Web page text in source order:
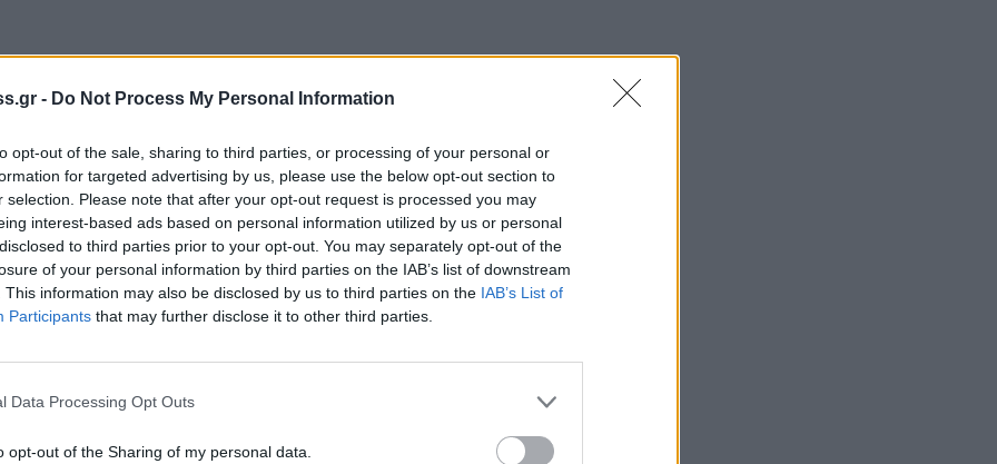
- Do Not Process My Personal Information
opt-out of the sale, sharing to third parties, or processing of your personal or
for targeted advertising by us, please use the below opt-out section to
selection. Please note that after your opt-out request is processed you may
interest-based ads based on personal information utilized by us or personal
to third parties prior to your opt-out. You may separately opt-out of the
of your personal information by third parties on the IAB’s list of downstream
This information may also be disclosed by us to third parties on the IAB’s List of
Participants that may further disclose it to other third parties.
Data Processing Opt Outs
opt-out of the Sharing of my personal data.
αν πρόκειται για τη μόνιμη κατοικία
θα είναι το εξοχικό τους για τα